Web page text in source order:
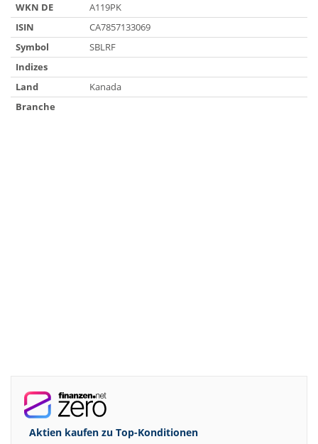
WKN DE
A119PK
ISIN
CA7857133069
Symbol
SBLRF
Indizes
Land
Kanada
Branche
Aktien kaufen zu Top-Konditionen